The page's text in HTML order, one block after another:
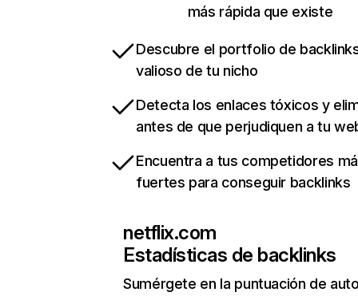
más rápida que existe
Descubre el portfolio de
valioso de tu nicho
Detecta los enlaces tóxicos y
antes de que perjudiquen a tu
Encuentra a tus competidores
fuertes para conseguir backlinks
netflix.com
Estadísticas de backlinks
Sumérgete en la puntuación de